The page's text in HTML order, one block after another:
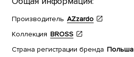
Производитель AZzardo
Коллекция BROSS
Страна регистрации бренда Польша